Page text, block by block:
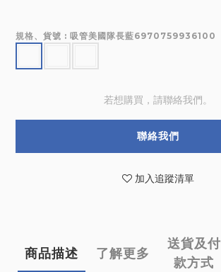
規格、貨號 : 吸管美國隊長藍6970759936100
若想購買，請聯絡我們。
聯絡我們
加入追蹤清單
商品描述 了解更多
送貨及付
款方式